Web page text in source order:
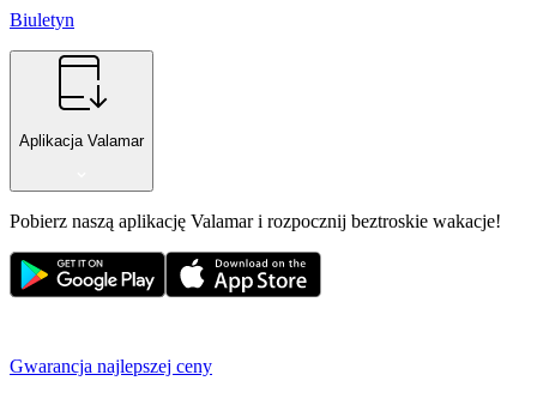
Biuletyn
Aplikacja Valamar
Pobierz naszą aplikację Valamar i rozpocznij beztroskie wakacje!
Gwarancja najlepszej ceny